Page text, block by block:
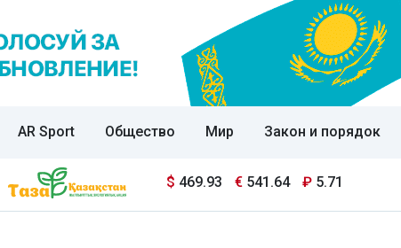
AR Sport Общество Мир Закон и порядок
$ 469.93 € 541.64 ₽ 5.71